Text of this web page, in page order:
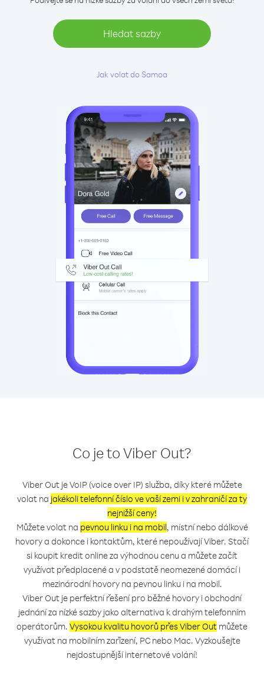
Hledat sazby
Jak volat do Samoa
Co je to Viber Out?
Viber Out je VoIP (voice over IP) služba, díky které můžete
volat na jakékoli telefonní číslo ve vaší zemi i v zahraničí za ty
nejnižší ceny!
Můžete volat na pevnou linku i na mobil, místní nebo dálkové
hovory a dokonce i kontaktům, které nepoužívají Viber. Stačí
si koupit kredit online za výhodnou cenu a můžete začít
využívat předplacené a v podstatě neomezené domácí i
mezinárodní hovory na pevnou linku i na mobil.
Viber Out je perfektní řešení pro běžné hovory i obchodní
jednání za nízké sazby jako alternativa k drahým telefonním
operátorům. Vysokou kvalitu hovorů přes Viber Out můžete
využívat na mobilním zařízení, PC nebo Mac. Vyzkoušejte
nejdostupnější internetové volání!